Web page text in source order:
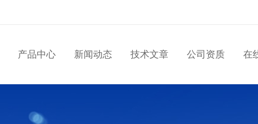
产品中心 新闻动态 技术文章 公司资质 在